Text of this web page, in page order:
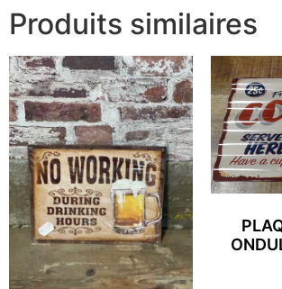
Produits similaires